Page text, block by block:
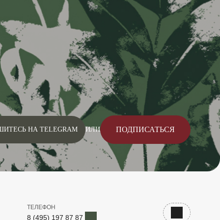
НА TELEGRAM ИЛИ ПОДПИСАТЬСЯ
ТЕЛЕФОН
8 (495) 197 87 87 Наверх